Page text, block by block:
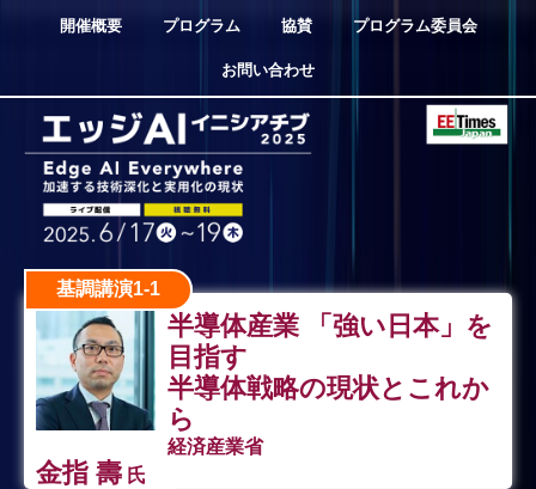
基調講演1-1
半導体産業 「強い日本」を
目指す
半導体戦略の現状とこれか
ら
経済産業省
金指 壽 氏
開催概要 プログラム 協賛 プログラム委員会
お問い合わせ